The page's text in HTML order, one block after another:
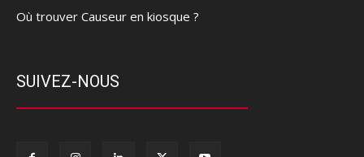
Où trouver Causeur en kiosque ?
SUIVEZ-NOUS